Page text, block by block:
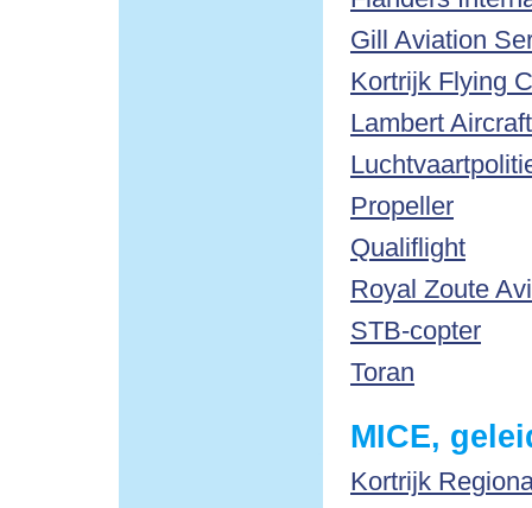
Gill Aviation
Kortrijk Flying
Lambert
Propeller
Qualiflight
Royal Zoute
STB-copter
Toran
MICE,
Kortrijk